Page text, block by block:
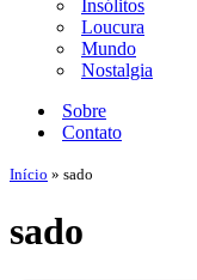
Insólitos
Loucura
Mundo
Nostalgia
Sobre
Contato
Início » sado
sado